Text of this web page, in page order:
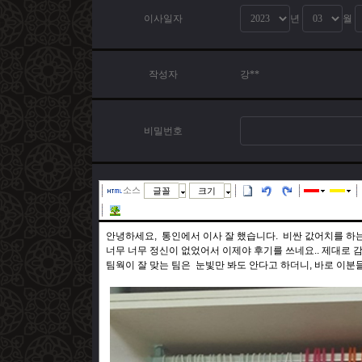
이사일자 년 월
작성자 강**
비밀번호
소스 글꼴 크기